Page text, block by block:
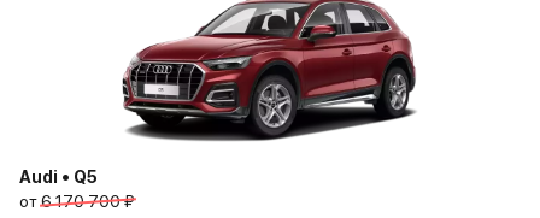
Audi • Q5
от6 170 700 ₽